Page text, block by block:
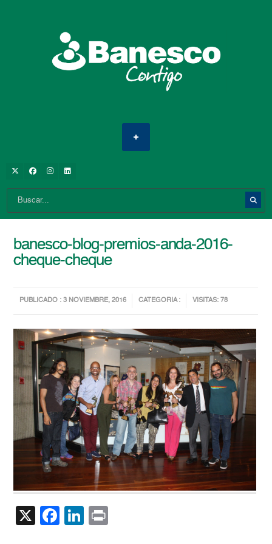
banesco-blog-premios-anda-2016-
cheque-cheque
PUBLICADO : 3 NOVIEMBRE, 2016 CATEGORIA : VISITAS: 78
X Facebook
LinkedIn